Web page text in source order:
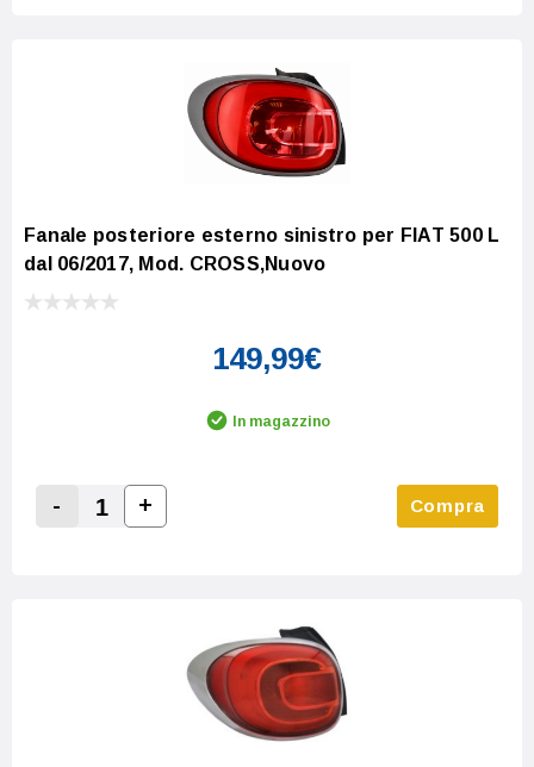
Fanale posteriore esterno sinistro per FIAT 500 L
dal 06/2017, Mod. CROSS,Nuovo
149,99€
In magazzino
Decrease Quantity:
-
Increase Quantity:
+ Compra